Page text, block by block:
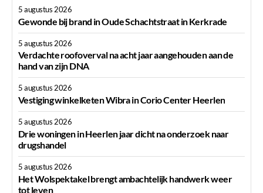
5 augustus 2026
Gewonde bij brand in Oude Schachtstraat in Kerkrade
5 augustus 2026
Verdachte roofoverval na acht jaar aangehouden aan de
hand van zijn DNA
5 augustus 2026
Vestiging winkelketen Wibra in Corio Center Heerlen
5 augustus 2026
Drie woningen in Heerlen jaar dicht na onderzoek naar
drugshandel
5 augustus 2026
Het Wolspektakel brengt ambachtelijk handwerk weer
tot leven